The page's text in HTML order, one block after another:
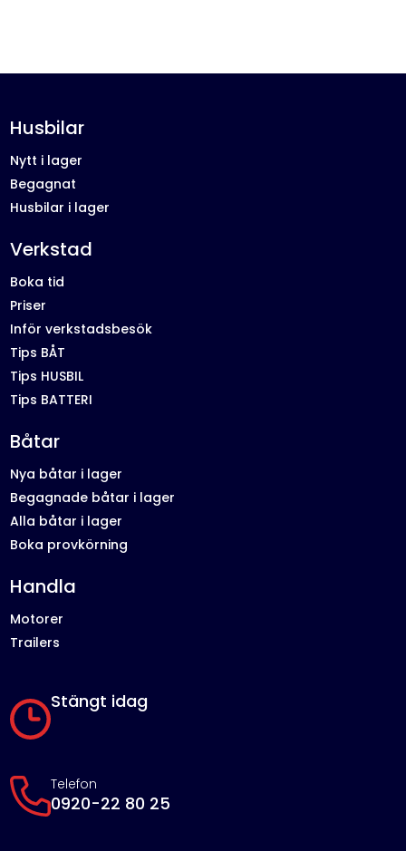
Stängt idag
Telefon
0920-22 80 25
Husbilar
Nytt i lager
Begagnat
Husbilar i lager
Verkstad
Boka tid
Priser
Inför verkstadsbesök
Tips BÅT
Tips HUSBIL
Tips BATTERI
Båtar
Nya båtar i lager
Begagnade båtar i lager
Alla båtar i lager
Boka provkörning
Handla
Motorer
Trailers